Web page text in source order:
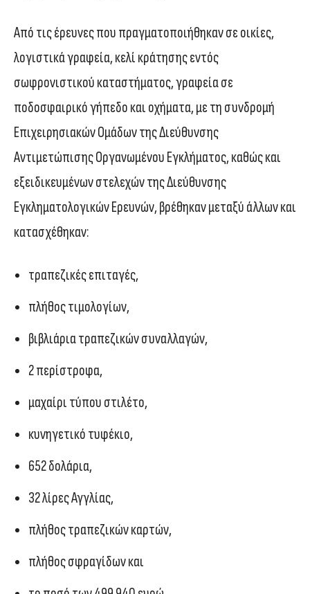
Από τις έρευνες που πραγματοποιήθηκαν σε οικίες,
λογιστικά γραφεία, κελί κράτησης εντός
σωφρονιστικού καταστήματος, γραφεία σε
ποδοσφαιρικό γήπεδο και οχήματα, με τη συνδρομή
Επιχειρησιακών Ομάδων της Διεύθυνσης
Αντιμετώπισης Οργανωμένου Εγκλήματος, καθώς και
εξειδικευμένων στελεχών της Διεύθυνσης
Εγκληματολογικών Ερευνών, βρέθηκαν μεταξύ άλλων και
κατασχέθηκαν:
τραπεζικές επιταγές,
πλήθος τιμολογίων,
βιβλιάρια τραπεζικών συναλλαγών,
2 περίστροφα,
μαχαίρι τύπου στιλέτο,
κυνηγετικό τυφέκιο,
652 δολάρια,
32 λίρες Αγγλίας,
πλήθος τραπεζικών καρτών,
πλήθος σφραγίδων και